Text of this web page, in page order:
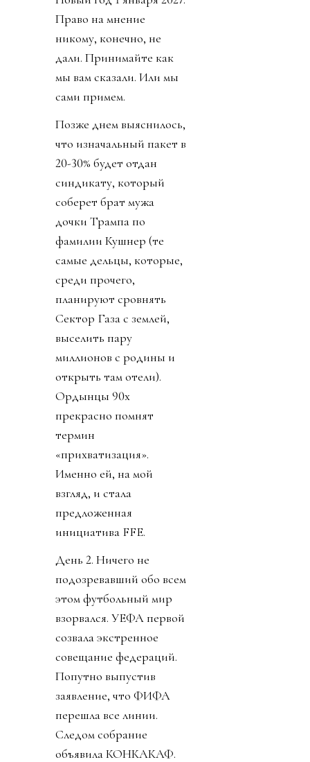
Право на мнение
никому, конечно, не
дали. Принимайте как
мы вам сказали. Или мы
сами примем.
Позже днем выяснилось,
что изначальный пакет в
20-30% будет отдан
синдикату, который
соберет брат мужа
дочки Трампа по
фамилии Кушнер (те
самые дельцы, которые,
среди прочего,
планируют сровнять
Сектор Газа с землей,
выселить пару
миллионов с родины и
открыть там отели).
Ордынцы 90х
прекрасно помнят
термин
«прихватизация».
Именно ей, на мой
взгляд, и стала
предложенная
инициатива FFE.
День 2. Ничего не
подозревавший обо всем
этом футбольный мир
взорвался. УЕФА первой
созвала экстренное
совещание федераций.
Попутно выпустив
заявление, что ФИФА
перешла все линии.
Следом собрание
объявила КОНКАКАФ.